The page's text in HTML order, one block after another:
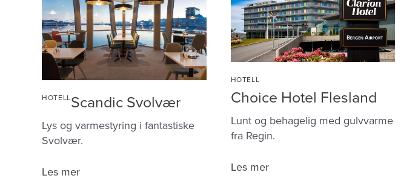
HOTELLScandic Svolvær
Lys og varmestyring i fantastiske
Svolvær.
Scandic
Les mer
HOTELL
Choice Hotel Flesland
Lunt og behagelig med gulvvarme
fra Regin.
Choice
Les mer